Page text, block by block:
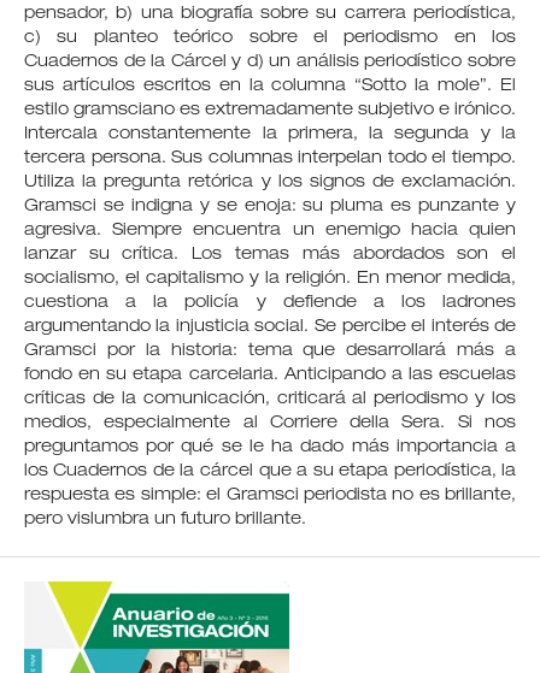
pensador, b) una biografía sobre su carrera periodística,
c) su planteo teórico sobre el periodismo en los
Cuadernos de la Cárcel y d) un análisis periodístico sobre
sus artículos escritos en la columna “Sotto la mole”. El
estilo gramsciano es extremadamente subjetivo e irónico.
Intercala constantemente la primera, la segunda y la
tercera persona. Sus columnas interpelan todo el tiempo.
Utiliza la pregunta retórica y los signos de exclamación.
Gramsci se indigna y se enoja: su pluma es punzante y
agresiva. Siempre encuentra un enemigo hacia quien
lanzar su crítica. Los temas más abordados son el
socialismo, el capitalismo y la religión. En menor medida,
cuestiona a la policía y defiende a los ladrones
argumentando la injusticia social. Se percibe el interés de
Gramsci por la historia: tema que desarrollará más a
fondo en su etapa carcelaria. Anticipando a las escuelas
críticas de la comunicación, criticará al periodismo y los
medios, especialmente al Corriere della Sera. Si nos
preguntamos por qué se le ha dado más importancia a
los Cuadernos de la cárcel que a su etapa periodística, la
respuesta es simple: el Gramsci periodista no es brillante,
pero vislumbra un futuro brillante.